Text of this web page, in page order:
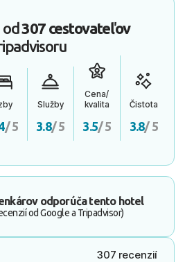
od307 cestovateľov
/ 5
Služby
3.8/ 5
Cena/
kvalita
3.5/ 5
Čistota
3.8/ 5
odporúča tento hotel
od Google a Tripadvisor)
307 recenzií